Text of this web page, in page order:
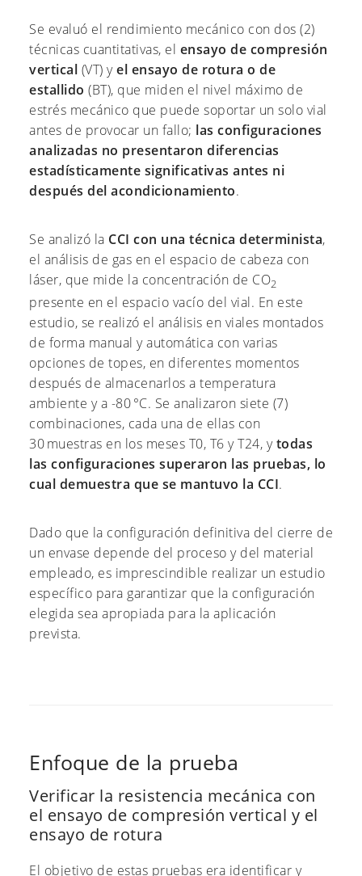
Se evaluó el rendimiento mecánico con dos (2)
técnicas cuantitativas, el ensayo de compresión
vertical (VT) yel ensayo de rotura o de
estallido (BT), que miden el nivel máximo de
estrés mecánico que puede soportar un solo vial
antes de provocar un fallo; las configuraciones
analizadas no presentaron diferencias
estadísticamente significativas antes ni
después del acondicionamiento.
Se analizó la CCI con una técnica determinista,
el análisis de gas en el espacio de cabeza con
láser, que mide la concentración de CO2
presente en el espacio vacío del vial. En este
estudio, se realizó el análisis en viales montados
de forma manual y automática con varias
opciones de topes, en diferentes momentos
después de almacenarlos a temperatura
ambiente y a -80 °C. Se analizaron siete (7)
combinaciones, cada una de ellas con
30 muestras en los meses T0, T6 y T24, ytodas
las configuraciones superaron las pruebas, lo
cual demuestra que se mantuvo la CCI.
Dado que la configuración definitiva del cierre de
un envase depende del proceso y del material
empleado, es imprescindible realizar un estudio
específico para garantizar que la configuración
elegida sea apropiada para la aplicación
prevista.
Enfoque de la prueba
Verificar la resistencia mecánica con
el ensayo de compresión vertical y el
ensayo de rotura
El objetivo de estas pruebas era identificar y